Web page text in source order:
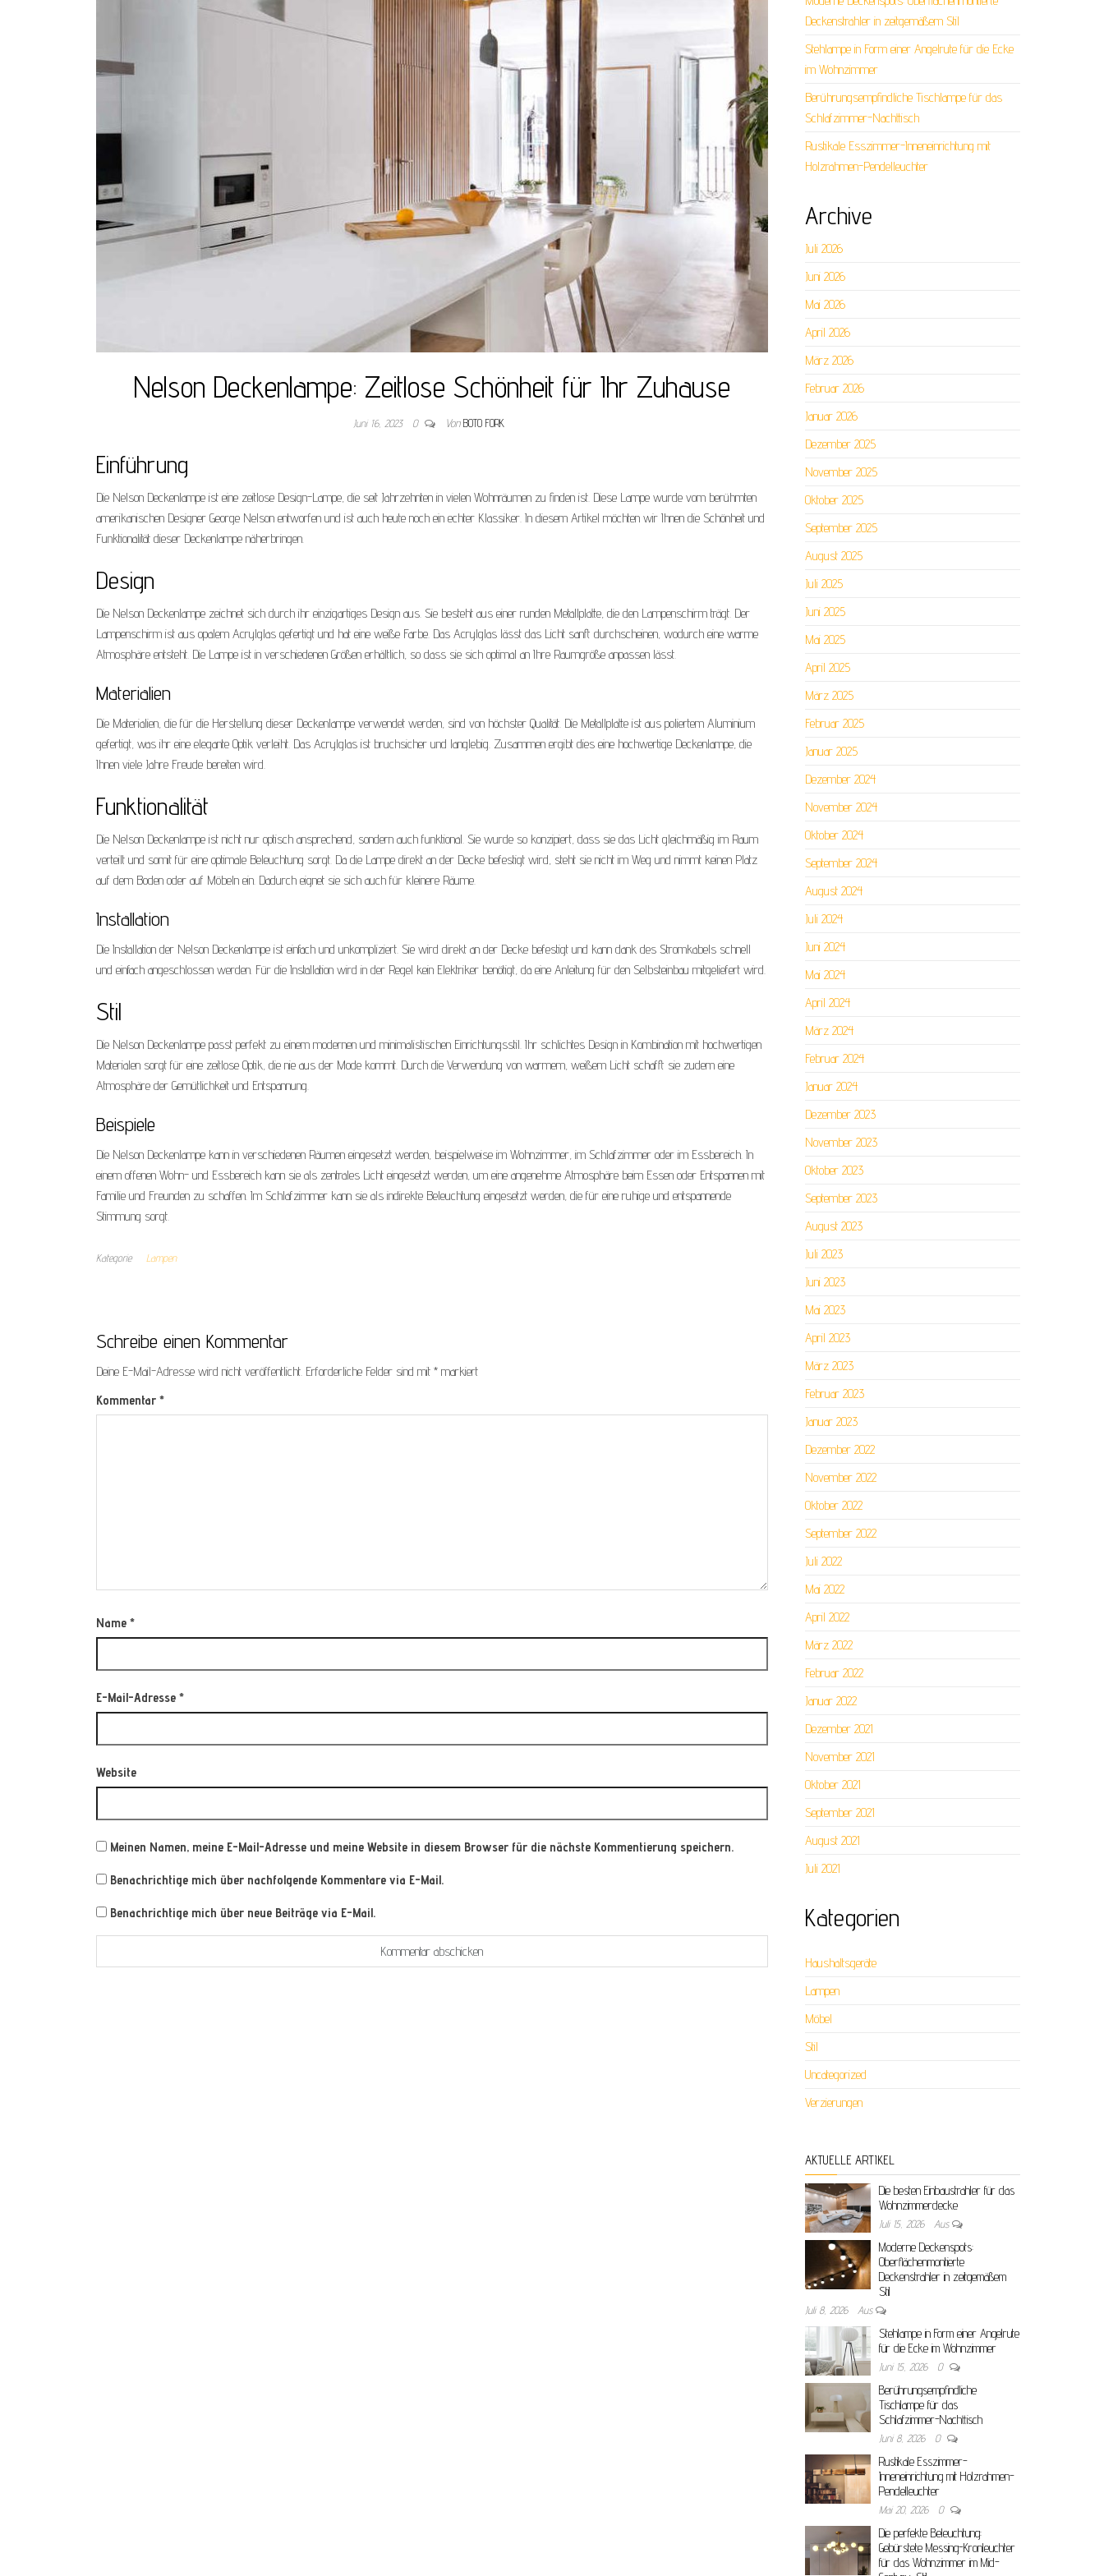
Nelson Deckenlampe: Zeitlose Schönheit für Ihr Zuhause
Juni 16, 2023 0 Von BOTO FORK
Einführung
Die Nelson Deckenlampe ist eine zeitlose Design-Lampe, die seit Jahrzehnten in vielen Wohnräumen zu finden ist. Diese Lampe wurde vom berühmten
amerikanischen Designer George Nelson entworfen und ist auch heute noch ein echter Klassiker. In diesem Artikel möchten wir Ihnen die Schönheit und
Funktionalität dieser Deckenlampe näherbringen.
Design
Die Nelson Deckenlampe zeichnet sich durch ihr einzigartiges Design aus. Sie besteht aus einer runden Metallplatte, die den Lampenschirm trägt. Der
Lampenschirm ist aus opalem Acrylglas gefertigt und hat eine weiße Farbe. Das Acrylglas lässt das Licht sanft durchscheinen, wodurch eine warme
Atmosphäre entsteht. Die Lampe ist in verschiedenen Größen erhältlich, so dass sie sich optimal an Ihre Raumgröße anpassen lässt.
Materialien
Die Materialien, die für die Herstellung dieser Deckenlampe verwendet werden, sind von höchster Qualität. Die Metallplatte ist aus poliertem Aluminium
gefertigt, was ihr eine elegante Optik verleiht. Das Acrylglas ist bruchsicher und langlebig. Zusammen ergibt dies eine hochwertige Deckenlampe, die
Ihnen viele Jahre Freude bereiten wird.
Funktionalität
Die Nelson Deckenlampe ist nicht nur optisch ansprechend, sondern auch funktional. Sie wurde so konzipiert, dass sie das Licht gleichmäßig im Raum
verteilt und somit für eine optimale Beleuchtung sorgt. Da die Lampe direkt an der Decke befestigt wird, steht sie nicht im Weg und nimmt keinen Platz
auf dem Boden oder auf Möbeln ein. Dadurch eignet sie sich auch für kleinere Räume.
Installation
Die Installation der Nelson Deckenlampe ist einfach und unkompliziert. Sie wird direkt an der Decke befestigt und kann dank des Stromkabels schnell
und einfach angeschlossen werden. Für die Installation wird in der Regel kein Elektriker benötigt, da eine Anleitung für den Selbsteinbau mitgeliefert wird.
Stil
Die Nelson Deckenlampe passt perfekt zu einem modernen und minimalistischen Einrichtungsstil. Ihr schlichtes Design in Kombination mit hochwertigen
Materialen sorgt für eine zeitlose Optik, die nie aus der Mode kommt. Durch die Verwendung von warmem, weißem Licht schafft sie zudem eine
Atmosphäre der Gemütlichkeit und Entspannung.
Beispiele
Die Nelson Deckenlampe kann in verschiedenen Räumen eingesetzt werden, beispielweise im Wohnzimmer, im Schlafzimmer oder im Essbereich. In
einem offenen Wohn- und Essbereich kann sie als zentrales Licht eingesetzt werden, um eine angenehme Atmosphäre beim Essen oder Entspannen mit
Familie und Freunden zu schaffen. Im Schlafzimmer kann sie als indirekte Beleuchtung eingesetzt werden, die für eine ruhige und entspannende
Stimmung sorgt.
Kategorie Lampen
Schreibe einen Kommentar
Deine E-Mail-Adresse wird nicht veröffentlicht. Erforderliche Felder sind mit * markiert
Kommentar *
Name *
E-Mail-Adresse *
Website
Meinen Namen, meine E-Mail-Adresse und meine Website in diesem Browser für die nächste Kommentierung speichern.
Benachrichtige mich über nachfolgende Kommentare via E-Mail.
Benachrichtige mich über neue Beiträge via E-Mail.
Deckenstrahler in zeitgemäßem Stil
Stehlampe in Form einer Angelrute für die Ecke
im Wohnzimmer
Berührungsempfindliche Tischlampe für das
Schlafzimmer-Nachttisch
Rustikale Esszimmer-Inneneinrichtung mit
Holzrahmen-Pendelleuchter
Archive
Juli 2026
Juni 2026
Mai 2026
April 2026
März 2026
Februar 2026
Januar 2026
Dezember 2025
November 2025
Oktober 2025
September 2025
August 2025
Juli 2025
Juni 2025
Mai 2025
April 2025
März 2025
Februar 2025
Januar 2025
Dezember 2024
November 2024
Oktober 2024
September 2024
August 2024
Juli 2024
Juni 2024
Mai 2024
April 2024
März 2024
Februar 2024
Januar 2024
Dezember 2023
November 2023
Oktober 2023
September 2023
August 2023
Juli 2023
Juni 2023
Mai 2023
April 2023
März 2023
Februar 2023
Januar 2023
Dezember 2022
November 2022
Oktober 2022
September 2022
Juli 2022
Mai 2022
April 2022
März 2022
Februar 2022
Januar 2022
Dezember 2021
November 2021
Oktober 2021
September 2021
August 2021
Juli 2021
Kategorien
Haushaltsgeräte
Lampen
Möbel
Stil
Uncategorized
Verzierungen
AKTUELLE ARTIKEL
Die besten Einbaustrahler für das
Wohnzimmerdecke
Juli 15, 2026 Aus
Moderne Deckenspots:
Oberflächenmontierte
Deckenstrahler in zeitgemäßem
Stil
Juli 8, 2026 Aus
Stehlampe in Form einer Angelrute
für die Ecke im Wohnzimmer
Juni 15, 2026 0
Berührungsempfindliche
Tischlampe für das
Schlafzimmer-Nachttisch
Juni 8, 2026 0
Rustikale Esszimmer-
Inneneinrichtung mit Holzrahmen-
Pendelleuchter
Mai 20, 2026 0
Die perfekte Beleuchtung:
Gebürstete Messing-Kronleuchter
für das Wohnzimmer im Mid-